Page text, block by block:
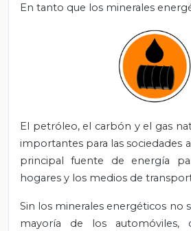
En tanto que los minerales
El petróleo, el carbón y el gas
importantes para las sociedades
principal fuente de energía
hogares y los medios de
Sin los minerales energéticos no
mayoría de los automóviles,